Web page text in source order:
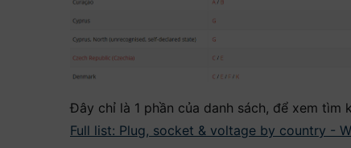
Đây chỉ là 1 phần của danh sách, để xem
Full list: Plug, socket & voltage by country -